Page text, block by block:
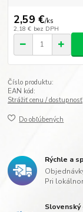
2,59 €/ks
2,18 € bez DPH
Číslo produktu:
EAN kód:
Strážiť cenu / dostupnosť
Do obľúbených
Rýchle a
Pri